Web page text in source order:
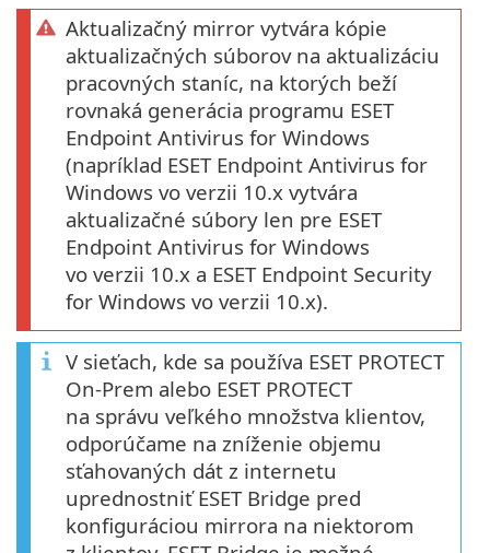
Aktualizačný mirror vytvára kópie
aktualizačných súborov na aktualizáciu
pracovných staníc, na ktorých beží
rovnaká generácia programu ESET
Endpoint Antivirus for Windows
(napríklad ESET Endpoint Antivirus for
Windows vo verzii 10.x vytvára
aktualizačné súbory len pre ESET
Endpoint Antivirus for Windows
vo verzii 10.x a ESET Endpoint Security
for Windows vo verzii 10.x).
V sieťach, kde sa používa ESET PROTECT
On-Prem alebo ESET PROTECT
na správu veľkého množstva klientov,
odporúčame na zníženie objemu
sťahovaných dát z internetu
uprednostniť ESET Bridge pred
konfiguráciou mirrora na niektorom